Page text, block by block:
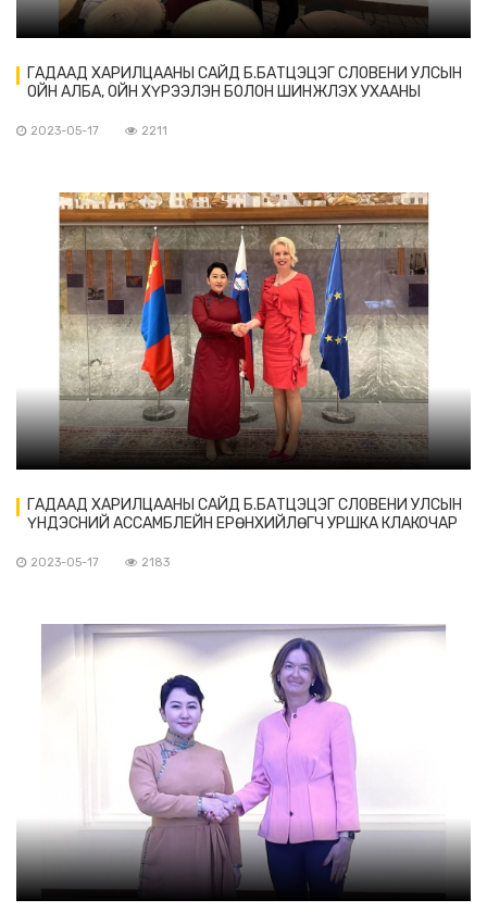
ГАДААД ХАРИЛЦААНЫ САЙД Б.БАТЦЭЦЭГ СЛОВЕНИ УЛСЫН
ОЙН АЛБА, ОЙН ХҮРЭЭЛЭН БОЛОН ШИНЖЛЭХ УХААНЫ
2023-05-17 2211
ГАДААД ХАРИЛЦААНЫ САЙД Б.БАТЦЭЦЭГ СЛОВЕНИ УЛСЫН
ҮНДЭСНИЙ АССАМБЛЕЙН ЕРӨНХИЙЛӨГЧ УРШКА КЛАКОЧАР
2023-05-17 2183